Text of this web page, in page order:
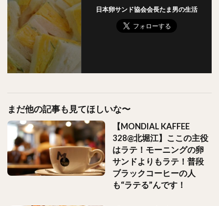
日本卵サンド協会会長たま男の生活
まだ他の記事も見てほしいな〜
【MONDIAL KAFFEE
328@北堀江】ここの主役
はラテ！モーニングの卵
サンドよりもラテ！普段
ブラックコーヒーの人
も“ラテる”んです！